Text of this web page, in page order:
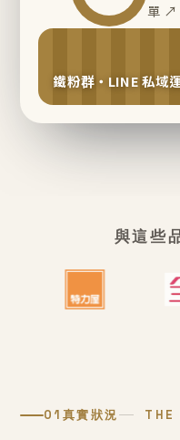
單 ↗
鐵粉群・LINE 私域
與這些
01 真實狀況 THE